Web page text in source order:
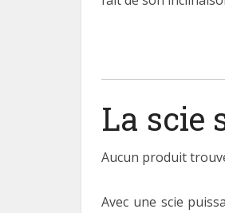
La scie
Aucun produit
Avec une scie